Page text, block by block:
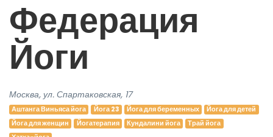
Федерация
Йоги
Москва, ул. Спартаковская, 17
Аштанга Виньяса йога Йога 23 Йога для беременных
Йога для детей
Йога для женщин
Йогатерапия Кундалини йога
Трай йога